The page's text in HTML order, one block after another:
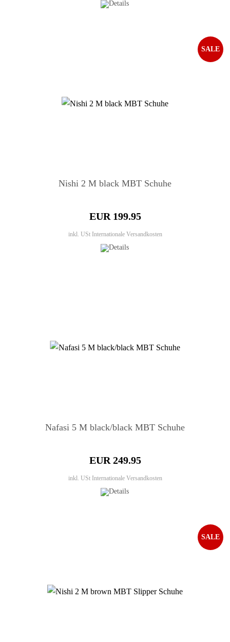
Nishi 2 M black MBT Schuhe
EUR 199.95
inkl. USt Internationale Versandkosten
SALE
Nafasi 5 M black/black MBT Schuhe
EUR 249.95
inkl. USt Internationale Versandkosten
SALE